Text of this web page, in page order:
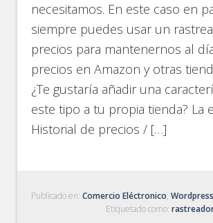
necesitamos. En este caso en
siempre puedes usar un
precios para mantenernos al
precios en Amazon y otras
¿Te gustaría añadir una
este tipo a tu propia tienda? La
Historial de precios / […]
Publicado en:Comercio Eléctronico,Wordpress
Etiquetado como: